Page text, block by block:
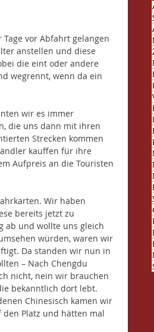
vor Abfahrt gelangen
anstellen und diese
die eint oder andere
wegrennt, wenn da ein
wir es immer
die uns dann mit ihren
Strecken kommen
kauffen für ihre
Aufpreis an die Touristen
Wir haben
bereits jetzt zu
ab und wollte uns gleich
würden, waren wir
Da standen wir nun in
– Nach Chengdu
nicht, nein wir brauchen
bekanntlich dort lebt.
Chinesisch kamen wir
Platz und hätten mal